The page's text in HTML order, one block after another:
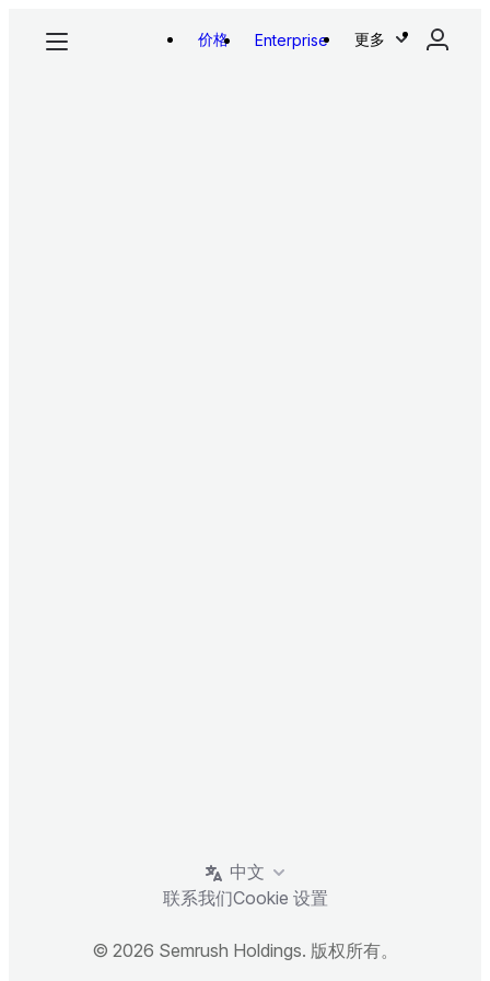
价格 Enterprise 更多
中文
联系我们Cookie 设置
© 2026 Semrush Holdings. 版权所有。